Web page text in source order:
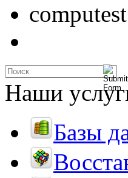
Наши
Базы